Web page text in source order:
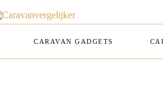
CARAVAN GADGETS